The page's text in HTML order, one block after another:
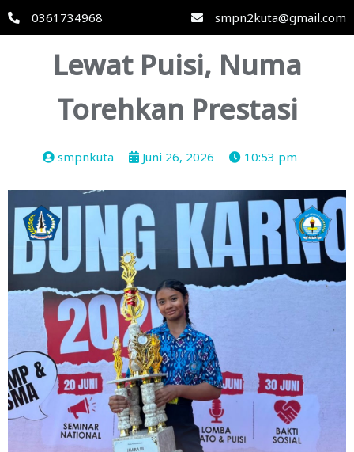
0361734968 smpn2kuta@gmail.com
Lewat Puisi, Numa
Torehkan Prestasi
smpnkuta Juni 26, 2026 10:53 pm